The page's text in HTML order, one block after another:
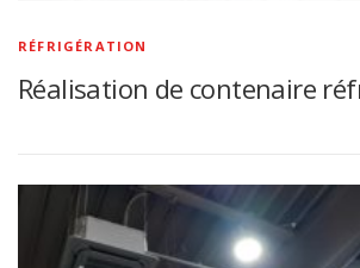
RÉFRIGÉRATION
Réalisation de contenaire